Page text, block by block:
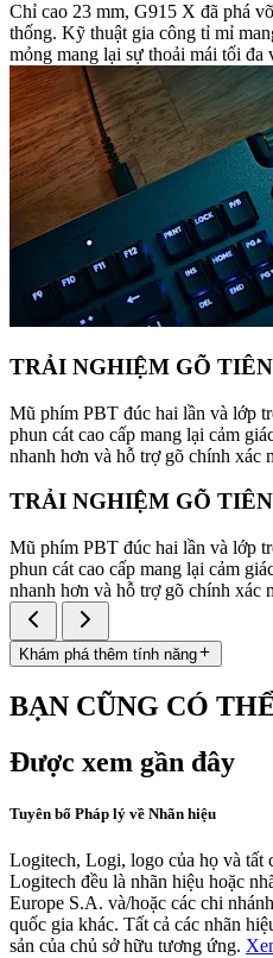
Chỉ cao 23 mm, G915 X đã phá
thống. Kỹ thuật gia công tỉ mỉ
mỏng mang lại sự thoải mái tối đa
TRẢI NGHIỆM GÕ
Mũ phím PBT đúc hai lần và lớp
phun cát cao cấp mang lại cảm
nhanh hơn và hỗ trợ gõ chính xác
TRẢI NGHIỆM GÕ
Mũ phím PBT đúc hai lần và lớp
phun cát cao cấp mang lại cảm
nhanh hơn và hỗ trợ gõ chính xác
Khám phá thêm tính năng
BẠN CŨNG CÓ
Được xem gần đây
Tuyên bố Pháp lý về Nhãn hiệu
Logitech, Logi, logo của họ và tất
Logitech đều là nhãn hiệu hoặc
Europe S.A. và/hoặc các chi
quốc gia khác. Tất cả các nhãn
sản của chủ sở hữu tương ứng.